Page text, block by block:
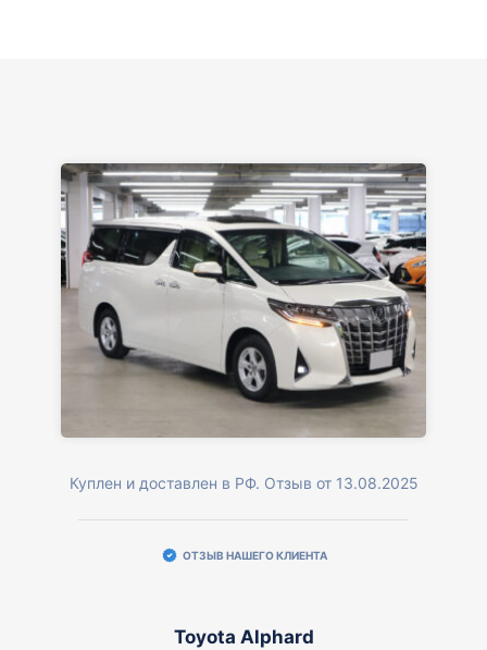
Куплен и доставлен в РФ. Отзыв от 13.08.2025
ОТЗЫВ НАШЕГО КЛИЕНТА
Toyota Alphard